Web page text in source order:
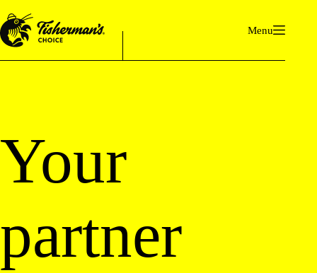
naar
de
inhoud
Menu
Your
partner